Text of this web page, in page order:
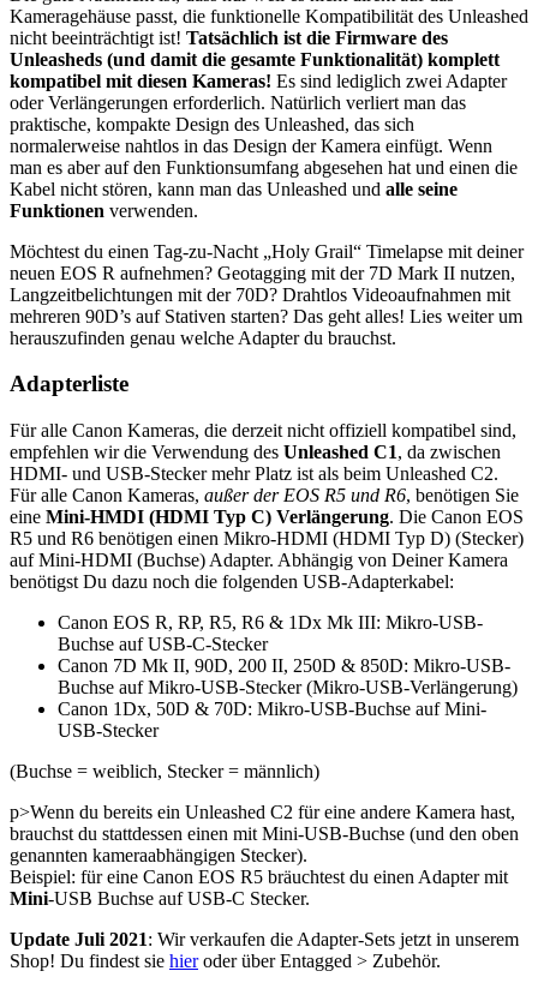
Kameragehäuse passt, die funktionelle Kompatibilität des Unleashed
nicht beeinträchtigt ist! Tatsächlich ist die Firmware des
Unleasheds (und damit die gesamte Funktionalität) komplett
kompatibel mit diesen Kameras! Es sind lediglich zwei Adapter
oder Verlängerungen erforderlich. Natürlich verliert man das
praktische, kompakte Design des Unleashed, das sich
normalerweise nahtlos in das Design der Kamera einfügt. Wenn
man es aber auf den Funktionsumfang abgesehen hat und einen die
Kabel nicht stören, kann man das Unleashed und alle seine
Funktionen verwenden.
Möchtest du einen Tag-zu-Nacht „Holy Grail“ Timelapse mit deiner
neuen EOS R aufnehmen? Geotagging mit der 7D Mark II nutzen,
Langzeitbelichtungen mit der 70D? Drahtlos Videoaufnahmen mit
mehreren 90D’s auf Stativen starten? Das geht alles! Lies weiter um
herauszufinden genau welche Adapter du brauchst.
Adapterliste
Für alle Canon Kameras, die derzeit nicht offiziell kompatibel sind,
empfehlen wir die Verwendung des Unleashed C1, da zwischen
HDMI- und USB-Stecker mehr Platz ist als beim Unleashed C2.
Für alle Canon Kameras, außer der EOS R5 und R6, benötigen Sie
eine Mini-HMDI (HDMI Typ C) Verlängerung. Die Canon EOS
R5 und R6 benötigen einen Mikro-HDMI (HDMI Typ D) (Stecker)
auf Mini-HDMI (Buchse) Adapter. Abhängig von Deiner Kamera
benötigst Du dazu noch die folgenden USB-Adapterkabel:
Canon EOS R, RP, R5, R6 & 1Dx Mk III: Mikro-USB-
Buchse auf USB-C-Stecker
Canon 7D Mk II, 90D, 200 II, 250D & 850D: Mikro-USB-
Buchse auf Mikro-USB-Stecker (Mikro-USB-Verlängerung)
Canon 1Dx, 50D & 70D: Mikro-USB-Buchse auf Mini-
USB-Stecker
(Buchse = weiblich, Stecker = männlich)
p>Wenn du bereits ein Unleashed C2 für eine andere Kamera hast,
brauchst du stattdessen einen mit Mini-USB-Buchse (und den oben
genannten kameraabhängigen Stecker).
Beispiel: für eine Canon EOS R5 bräuchtest du einen Adapter mit
Mini-USB Buchse auf USB-C Stecker.
Update Juli 2021: Wir verkaufen die Adapter-Sets jetzt in unserem
Shop! Du findest sie hieroder über Entagged > Zubehör.